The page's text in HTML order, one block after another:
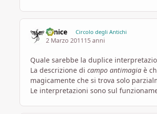
Fenice Circolo degli Antichi
2 Marzo 201115 anni
Quale sarebbe la duplice
La descrizione di campo antimagia è
magicamente che si trova solo
Le interpretazioni sono sul